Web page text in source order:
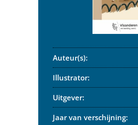
Auteur(s):
Illustrator:
Uitgever:
Jaar van verschijning: